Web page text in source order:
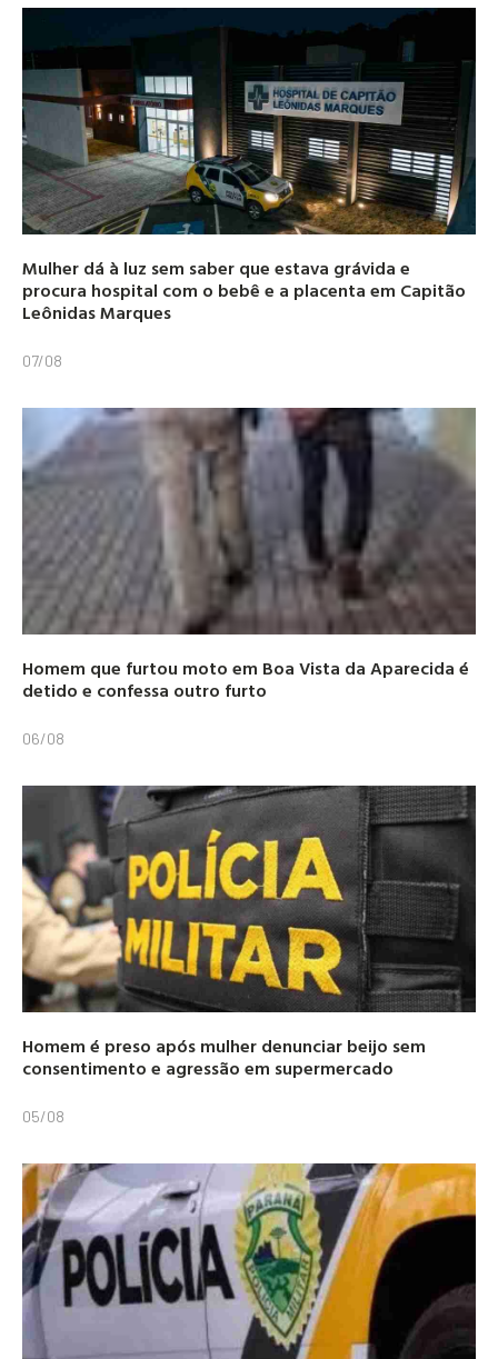
Mulher dá à luz sem saber que estava grávida e
procura hospital com o bebê e a placenta em Capitão
Leônidas Marques
07/08
Homem que furtou moto em Boa Vista da Aparecida é
detido e confessa outro furto
06/08
Homem é preso após mulher denunciar beijo sem
consentimento e agressão em supermercado
05/08